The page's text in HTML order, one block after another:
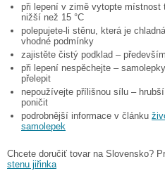
při lepení v zimě vytopte místnost
nižší než 15 °C
polepujete-li stěnu, která je
vhodné podmínky
zajistěte čistý podklad –
při lepení nespěchejte –
přelepit
nepoužívejte přílišnou sílu –
poničit
podrobnější informace v článku
samolepek
Chcete doručiť tovar na Slovensko?
stenu jiřinka